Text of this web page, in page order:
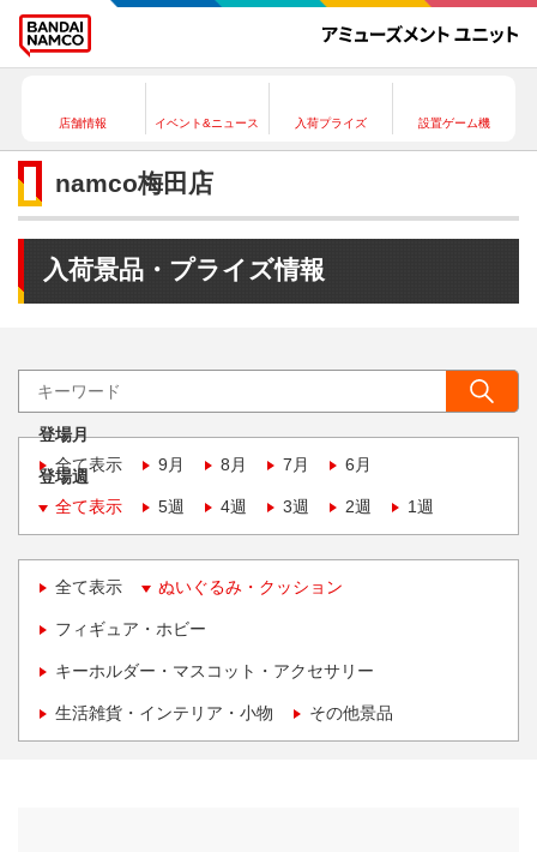
店舗情報 イベント&ニュース 入荷プライズ 設置ゲーム機
namco梅田店
入荷景品・プライズ情報
登場月
全て表示
9月 8月 7月 6月
登場週
全て表示
5週 4週 3週 2週 1週
全て表示 ぬいぐるみ・クッション
フィギュア・ホビー
キーホルダー・マスコット・アクセサリー
生活雑貨・インテリア・小物 その他景品